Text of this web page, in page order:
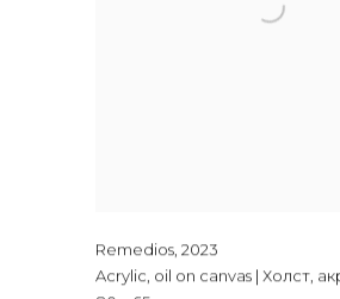
Remedios 2023
Acrylic, oil on canvas | Холст,